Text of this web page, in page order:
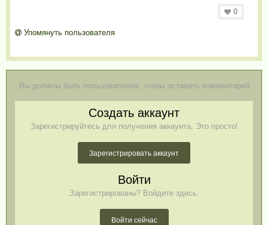
0
Упомянуть пользователя
Вы должны быть пользователем, чтобы оставить комментарий
Создать аккаунт
Зарегистрируйтесь для получения аккаунта. Это просто!
Зарегистрировать аккаунт
Войти
Зарегистрированы? Войдите здесь.
Войти сейчас